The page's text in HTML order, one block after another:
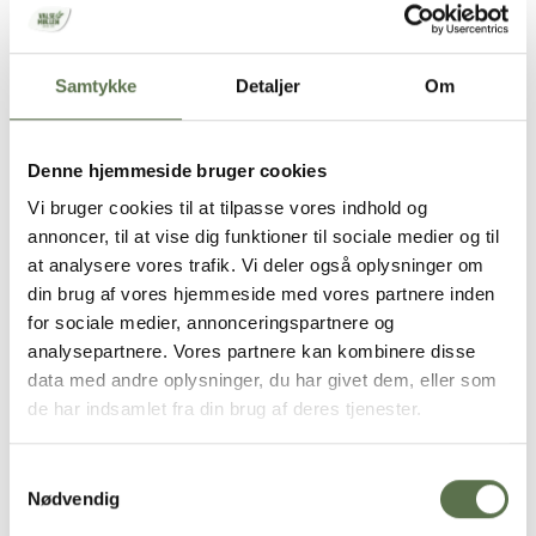
Samtykke Detaljer Om
Denne hjemmeside bruger cookies
Vi bruger cookies til at tilpasse vores indhold og
annoncer, til at vise dig funktioner til sociale medier og til
at analysere vores trafik. Vi deler også oplysninger om
din brug af vores hjemmeside med vores partnere inden
for sociale medier, annonceringspartnere og
analysepartnere. Vores partnere kan kombinere disse
data med andre oplysninger, du har givet dem, eller som
de har indsamlet fra din brug af deres tjenester.
Nødvendig
melblandingen, luk med en klips og kom tilbage i æsken.
Ælt dejen i 5-10 minutter med hænderne, og lad dejen hvile
i skålen i 10 minutter.
Vend dejen ud på bordet, og tryk/rul den ud (ca. 25×30
og vand, og fordel på dejen.
Lad dejen hæve tildækket i 30 minutter i din airfryer.
Tryk med fingerspidserne små fordybninger tilfældigt i dejen
med ca. 0,5 cm afstand.
Bag brunsvigeren i airfryeren 200°C i 10-12 minutter.
Et godt tip:
Prøv også vores lækre chokoladekage bagt i airfryer
eller bliv klogere på, hvordan du nemt kan bage i airfryer på vores
bageskole.